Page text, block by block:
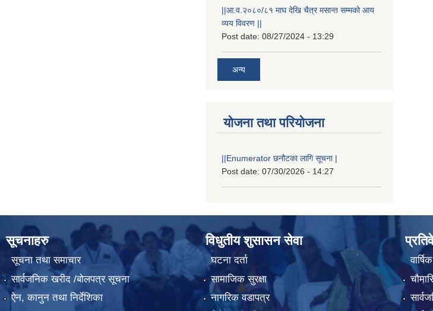
||आ.व.२०८०/८१ माघ देखि चैत्र मसान्त सम्मको आय
व्यय विवरण ||
Post date: 08/27/2024 - 13:29
अन्य
योजना तथा परियोजना
||Enumerator छनौटका लागि सूचना |
Post date: 07/30/2026 - 14:27
सूचनाहरु
सूचना तथा समाचार
सार्वजनिक खरीद /बोलपत्र सूचना
ऐन, कानुन तथा निर्देशिका
विधुतीय शुसासन सेवा
घटना दर्ता
सामाजिक सुरक्षा
नागरिक वडापत्र